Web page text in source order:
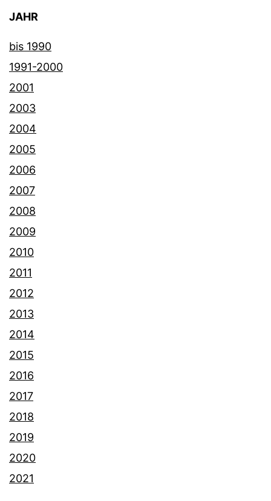
JAHR
bis 1990
1991-2000
2001
2003
2004
2005
2006
2007
2008
2009
2010
2011
2012
2013
2014
2015
2016
2017
2018
2019
2020
2021